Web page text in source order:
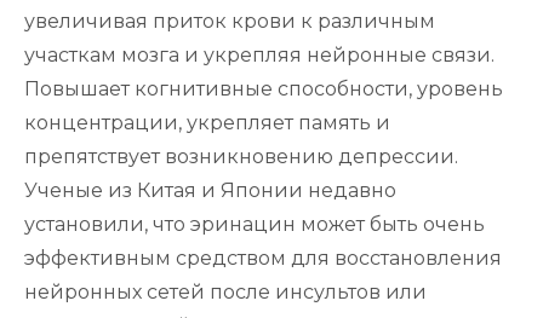
увеличивая приток крови к различным
участкам мозга и укрепляя нейронные связи.
Повышает когнитивные способности, уровень
концентрации, укрепляет память и
препятствует возникновению депрессии.
Ученые из Китая и Японии недавно
установили, что эринацин может быть очень
эффективным средством для восстановления
нейронных сетей после инсультов или